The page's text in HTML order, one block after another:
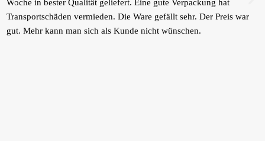
Woche in bester Qualität geliefert. Eine gute Verpackung hat
Transportschäden vermieden. Die Ware gefällt sehr. Der Preis war
gut. Mehr kann man sich als Kunde nicht wünschen.